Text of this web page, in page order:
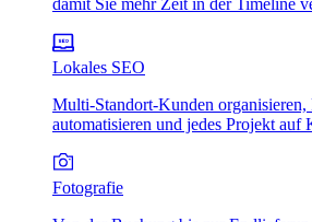
damit Sie mehr Zeit in der Timeline
Lokales SEO
Multi-Standort-Kunden organisieren,
automatisieren und jedes Projekt auf
Fotografie